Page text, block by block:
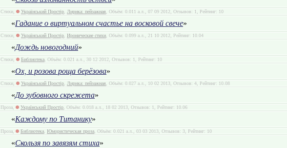
Стихи, Український Простір, Лирика: пейзажная, Объём: 0.011 а.л., 07 09 2012, Отзывов: 1, Рейтинг: 10
«Гадание о виртуальном счастье на восковой свече»
Стихи, Український Простір, Иронические стихи, Объём: 0.099 а.л., 21 10 2012, Рейтинг: 10.04
«Дождь новогодний»
Стихи, Библиотека, Объём: 0.021 а.л., 30 12 2012, Отзывов: 1, Рейтинг: 10
«Ох, и розова роща берёзова»
Стихи, Український Простір, Лирика: пейзажная, Объём: 0.027 а.л., 10 02 2013, Отзывов: 4, Рейтинг: 10.08
«До зубовного скрежета»
Проза, Український Простір, Объём: 0.018 а.л., 18 02 2013, Отзывов: 1, Рейтинг: 10.06
«Каждому по Титанику»
Проза, Библиотека, Юмористическая проза, Объём: 0.021 а.л., 03 03 2013, Отзывов: 3, Рейтинг: 10
«Скользя по завязям стиха»